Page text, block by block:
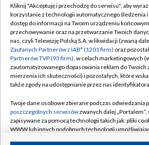
TVP
Abonament TVP
Emisja w TVP
Centrum informacji TVP
Naziemna Telewizja Cyfrowa
Rada Programowa
System NOS
Informacje o nadawcy
Regulamin TVP
Polityka prywatności
Moje zgody
Pomoc
Kontakt
Kliknij "Akceptuję i przechodzę do serwisu", aby
korzystanie z technologii automatycznego śledzenia i
dostęp do informacji na Twoim urządzeniu
przechowywanie oraz na przetwarzanie Twoich
nas, czyli Telewizję Polską S.A. w likwidacji (zwaną
Zaufanych Partnerów z IAB* (1201 firm) oraz
Partnerów TVP (93 firm), w celach marketingowych
zautomatyzowanego dopasowania reklam do Twoich
mierzenia ich skuteczności) i pozostałych, które
także zgody na udostępnianie przez nas
Twoje dane osobowe zbierane podczas odwiedzania
poszczególnych serwisówzwanych dalej
zapisywane za pomocą technologii takich jak: pliki
WWW lub innych podobnych technologii